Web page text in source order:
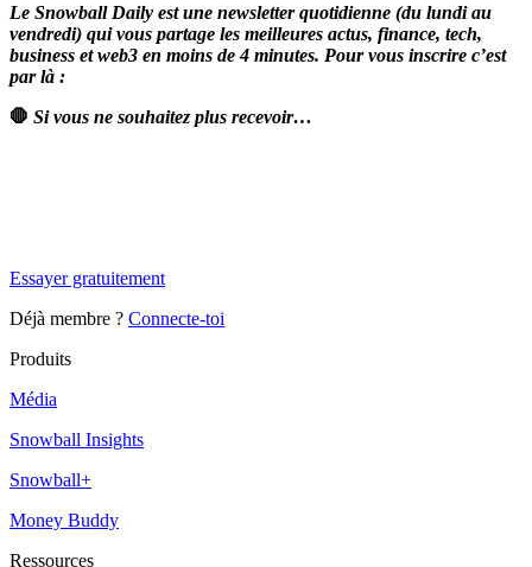
Le Snowball Daily est une newsletter quotidienne (du lundi au
vendredi) qui vous partage les meilleures actus, finance, tech,
business et web3 en moins de 4 minutes. Pour vous inscrire c’est
par là :
🛑 Si vous ne souhaitez plus recevoir…
Essayer gratuitement
Déjà membre ? Connecte-toi
Produits
Média
Snowball Insights
Snowball+
Money Buddy
Ressources